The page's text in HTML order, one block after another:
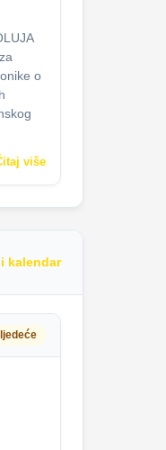
o
više
kalendar